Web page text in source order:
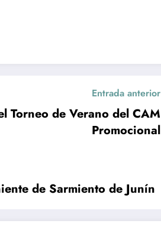
Entrada anterior
Torneo de Verano del CAM
Promocional
de Sarmiento de Junín